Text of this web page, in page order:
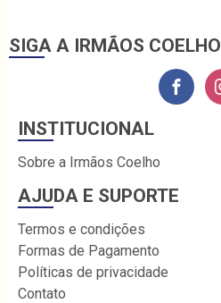
SIGA A IRMÃOS COELHO
INSTITUCIONAL
Sobre a Irmãos Coelho
AJUDA E SUPORTE
Termos e condições
Formas de Pagamento
Políticas de privacidade
Contato